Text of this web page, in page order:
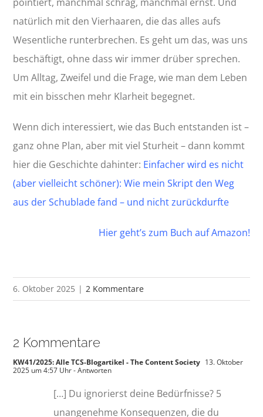
natürlich mit den Vierhaaren, die das alles aufs
Wesentliche runterbrechen. Es geht um das, was uns
beschäftigt, ohne dass wir immer drüber sprechen.
Um Alltag, Zweifel und die Frage, wie man dem Leben
mit ein bisschen mehr Klarheit begegnet.
Wenn dich interessiert, wie das Buch entstanden ist –
ganz ohne Plan, aber mit viel Sturheit – dann kommt
hier die Geschichte dahinter: Einfacher wird es nicht
(aber vielleicht schöner): Wie mein Skript den Weg
aus der Schublade fand – und nicht zurückdurfte
Hier geht’s zum Buch auf Amazon!
6. Oktober 2025 | 2 Kommentare
2 Kommentare
KW41/2025: Alle TCS-Blogartikel - The Content Society 13. Oktober
2025 um 4:57 Uhr- Antworten
[…] Du ignorierst deine Bedürfnisse? 5
unangenehme Konsequenzen, die du